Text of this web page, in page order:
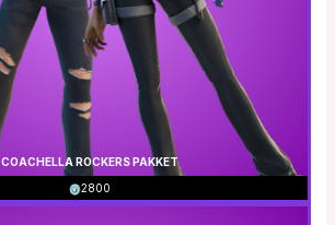
COACHELLA ROCKERS PAKKET
2800